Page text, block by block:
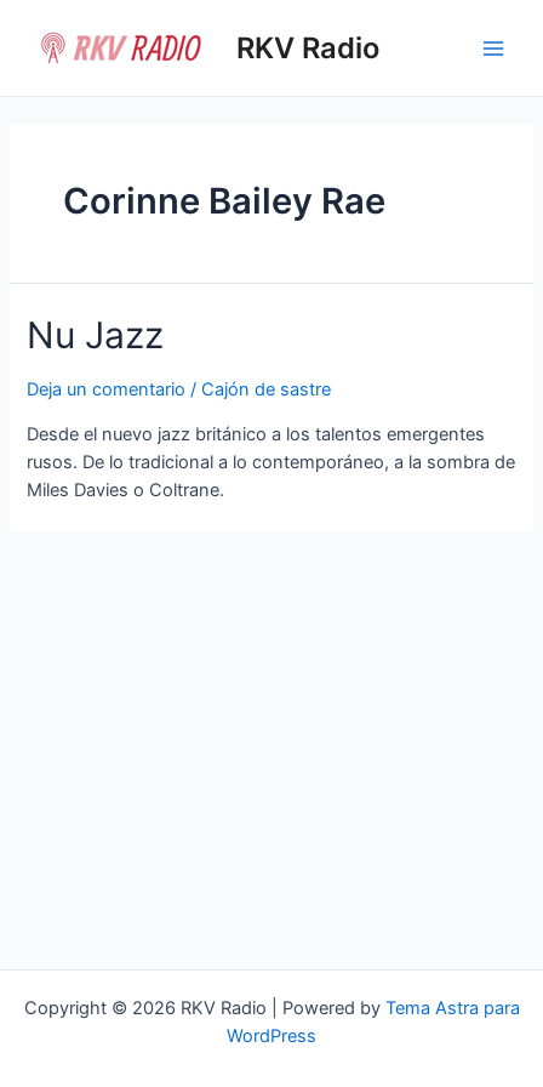
contenido
RKV Radio
Corinne Bailey Rae
Nu Jazz
Deja un comentario /Cajón de sastre
Desde el nuevo jazz británico a los talentos emergentes
rusos. De lo tradicional a lo contemporáneo, a la sombra de
Miles Davies o Coltrane.
Copyright © 2026 RKV Radio | Powered by Tema Astra para
WordPress